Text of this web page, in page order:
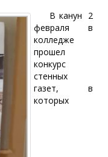
В канун 2
февраля в
колледже
прошел
конкурс
стенных
газет, в
которых